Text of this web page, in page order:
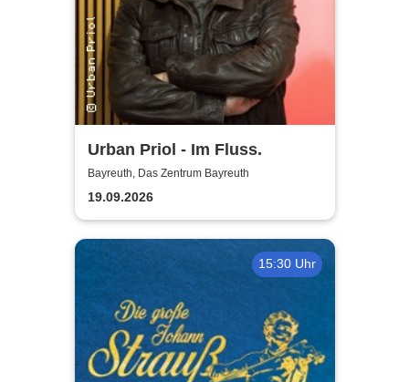
Urban Priol - Im Fluss.
Bayreuth, Das Zentrum Bayreuth
19.09.2026
15:30 Uhr